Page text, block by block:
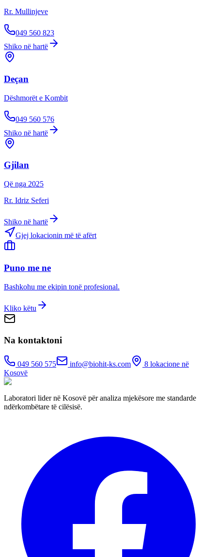
Rr. Mullinjeve
049 560 823
Shiko në hartë
Deçan
Dëshmorët e Kombit
049 560 576
Shiko në hartë
Gjilan
Që nga 2025
Rr. Idriz Seferi
Shiko në hartë
Gjej lokacionin më të afërt
Puno me ne
Bashkohu me ekipin tonë profesional.
Kliko këtu
Na kontaktoni
049 560 575 info@biohit-ks.com
8 lokacione në
Kosovë
Laboratori lider në Kosovë për analiza mjekësore me standarde
ndërkombëtare të cilësisë.